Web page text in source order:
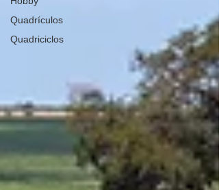
Quadrículos
Quadriciclos